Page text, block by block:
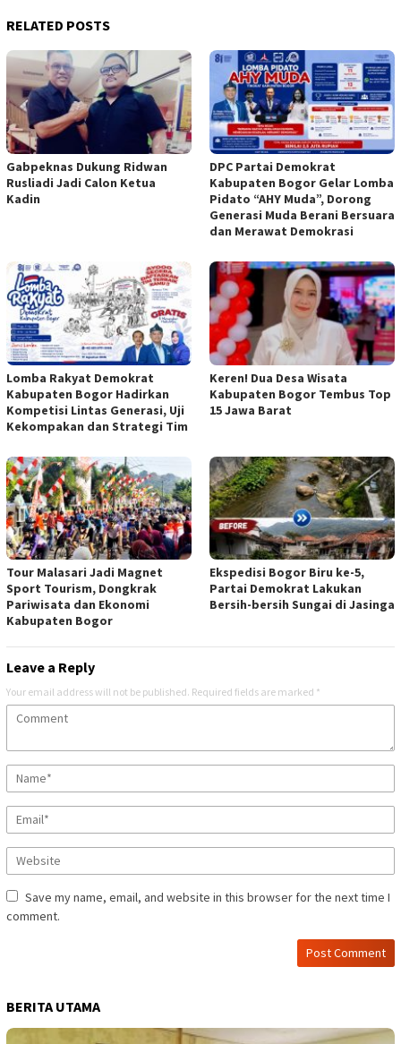
RELATED POSTS
Gabpeknas Dukung Ridwan
Rusliadi Jadi Calon Ketua
Kadin
DPC Partai Demokrat
Kabupaten Bogor Gelar Lomba
Pidato “AHY Muda”, Dorong
Generasi Muda Berani Bersuara
dan Merawat Demokrasi
Lomba Rakyat Demokrat
Kabupaten Bogor Hadirkan
Kompetisi Lintas Generasi, Uji
Kekompakan dan Strategi Tim
Keren! Dua Desa Wisata
Kabupaten Bogor Tembus Top
15 Jawa Barat
Tour Malasari Jadi Magnet
Sport Tourism, Dongkrak
Pariwisata dan Ekonomi
Kabupaten Bogor
Ekspedisi Bogor Biru ke-5,
Partai Demokrat Lakukan
Bersih-bersih Sungai di Jasinga
Leave a Reply
Your email address will not be published. Required fields are marked *
Save my name, email, and website in this browser for the next time I
comment.
BERITA UTAMA